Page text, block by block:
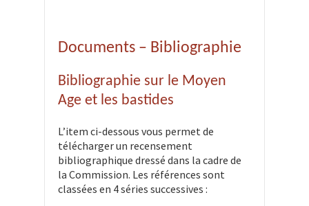
Documents – Bibliographie
Bibliographie sur le Moyen
Age et les bastides
L’item ci-dessous vous permet de
télécharger un recensement
bibliographique dressé dans la cadre de
la Commission. Les références sont
classées en 4 séries successives :